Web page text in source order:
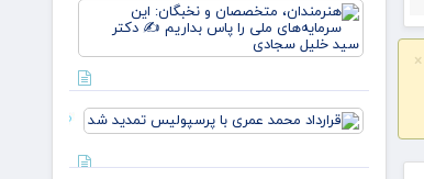
×